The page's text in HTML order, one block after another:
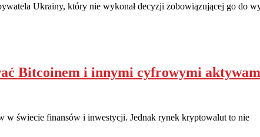
Ukrainy, który nie wykonał decyzji zobowiązującej go do
Bitcoinem i innymi cyfrowymi
w świecie finansów i inwestycji. Jednak rynek kryptowalut to nie